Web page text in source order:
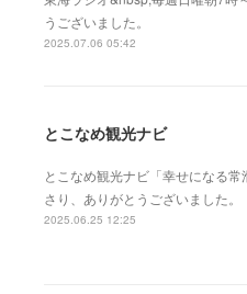
うございました。
2025.07.06 05:42
とこなめ観光ナビ
とこなめ観光ナビ「幸せになる
さり、ありがとうございました。
2025.06.25 12:25